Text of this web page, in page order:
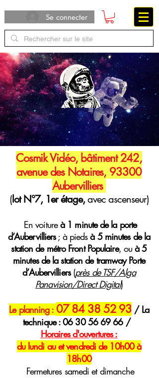
Se connecter
Cosmik Vidéo, bâtiment 242,
avenue des Notaires, 93300
Aubervilliers
(lot N°7, 1er étage,avec ascenseur)
En voitureà 1 minute de la porte
d’Aubervilliers; à piedsà 5 minutes de la
station de métro Front Populaire, ouà 5
minutes de la station de tramway Porte
d’Aubervilliers(près de TSF/Alga
Panavision/Direct Digital)
Le planning : 07 84 38 52 93 / La
technique :06 30 56 69 66/
Horairesd'ouvertures :
du lundi au et vendredi de 10h00 à
18h00
Fermetures samedi et dimanche